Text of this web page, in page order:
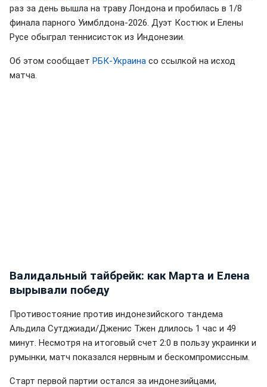
раз за день вышла на траву Лондона и пробилась в 1/8
финала парного Уимблдона-2026. Дуэт Костюк и Елены
Русе обыграл теннисисток из Индонезии.
Об этом сообщает РБК-Украина со ссылкой на исход
матча.
Валидальный тайбрейк: как Марта и Елена
вырывали победу
Противостояние против индонезийского тандема
Альдила Сутджиади/Дженис Тжен длилось 1 час и 49
минут. Несмотря на итоговый счет 2:0 в пользу украинки и
румынки, матч показался нервным и бескомпромиссным.
Старт первой партии остался за индонезийцами,